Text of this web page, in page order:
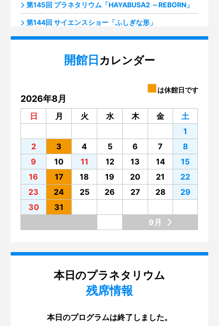
第145回 プラネタリウム「HAYABUSA2 ～REBORN」
第144回 サイエンスショー「ふしぎな形」
第143回 プラネタリウム「火星ふたたび接近中！」
第142回 ミニ企画「積み木のルーツ～フレーベル『恩
第141回 プラネタリウム「夜空の宝石箱『すばる』」
第140回 いろいろな楽器のグループ分け
第139回 サイエンスショー「電池がわかる」
第138回 プラネタリウム「星空歴史秘話」
第137回 プラネタリウム「木星と土星の世界」
第136回 「蜃気楼（しんきろう）」を見てみませんか？
第135回 プラネタリウム「宇宙ヒストリア～138億年、
原子の旅～」
第134回 プラネタリウム。リニューアルの舞台裏
第132回 大阪市立科学館と大阪大学
第131回 展示場リニューアル準備 ～気象コーナー～
第130回「はやぶさ２」
OSAKA」
開館日 カレンダー
■は休館日です
2026年8月
日 月 火 水 木 金
土
1
2
3 4 5 6 7
8
9
10 11 12 13 14
15
16
17 18 19 20 21
22
23
24 25 26 27 28
29
30
31
9月
本日のプラネタリウム
残席情報
本日のプログラムは終了しました。